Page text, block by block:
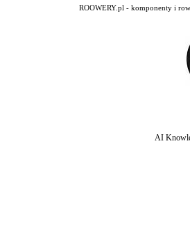
ROOWERY.pl - komponenty i
AI